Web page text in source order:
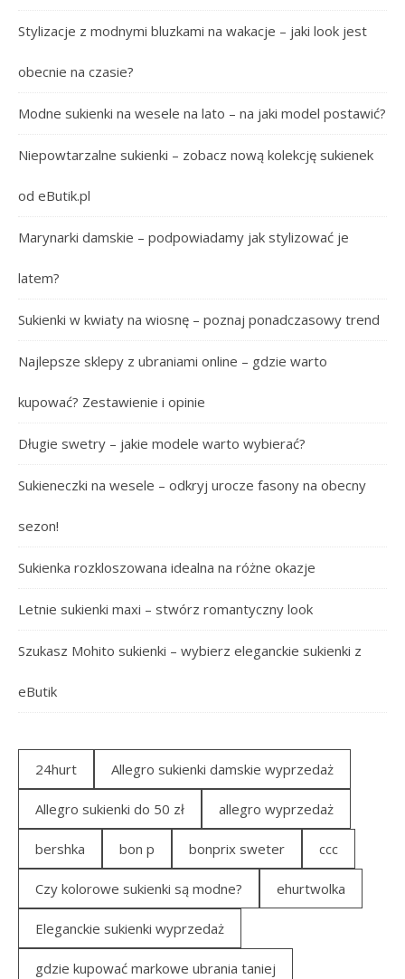
Stylizacje z modnymi bluzkami na wakacje – jaki look jest
obecnie na czasie?
Modne sukienki na wesele na lato – na jaki model postawić?
Niepowtarzalne sukienki – zobacz nową kolekcję sukienek
od eButik.pl
Marynarki damskie – podpowiadamy jak stylizować je
latem?
Sukienki w kwiaty na wiosnę – poznaj ponadczasowy trend
Najlepsze sklepy z ubraniami online – gdzie warto
kupować? Zestawienie i opinie
Długie swetry – jakie modele warto wybierać?
Sukieneczki na wesele – odkryj urocze fasony na obecny
sezon!
Sukienka rozkloszowana idealna na różne okazje
Letnie sukienki maxi – stwórz romantyczny look
Szukasz Mohito sukienki – wybierz eleganckie sukienki z
eButik
24hurt Allegro sukienki damskie wyprzedaż
Allegro sukienki do 50 zł allegro wyprzedaż
bershka bon p bonprix sweter ccc
Czy kolorowe sukienki są modne? ehurtwolka
Eleganckie sukienki wyprzedaż
gdzie kupować markowe ubrania taniej